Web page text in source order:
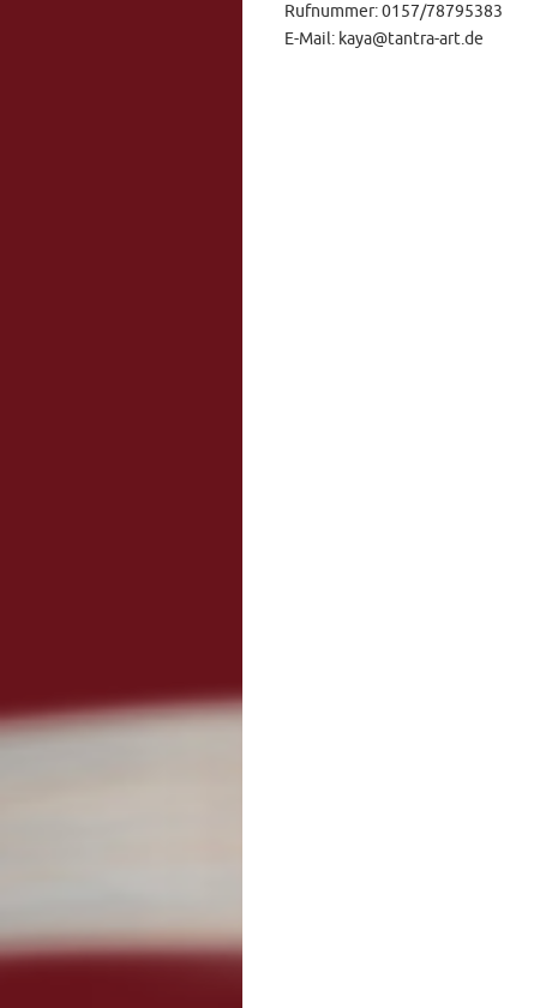
Rufnummer: 0157/78795383
E-Mail: kaya@tantra-art.de